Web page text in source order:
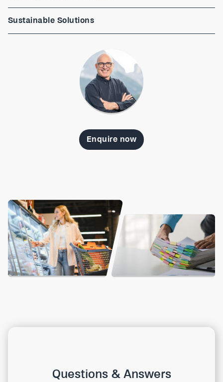
Sustainable Solutions
Enquire now
Questions & Answers